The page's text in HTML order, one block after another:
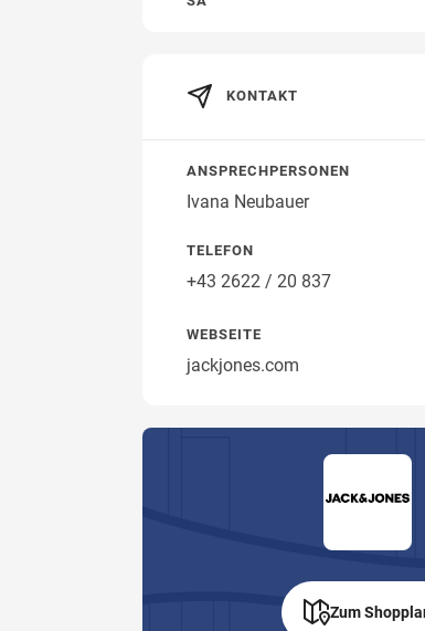
KONTAKT
ANSPRECHPERSONEN
Ivana Neubauer
TELEFON
+43 2622 / 20 837
WEBSEITE
jackjones.com
Zum